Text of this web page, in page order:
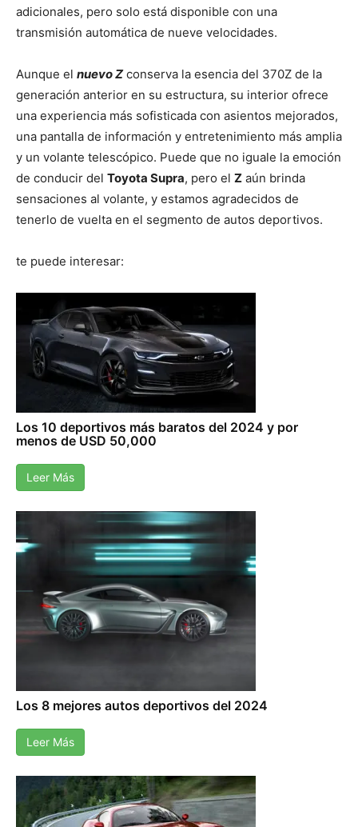
adicionales, pero solo está disponible con una
transmisión automática de nueve velocidades.
Aunque el nuevo Zconserva la esencia del 370Z de la
generación anterior en su estructura, su interior ofrece
una experiencia más sofisticada con asientos mejorados,
una pantalla de información y entretenimiento más amplia
y un volante telescópico. Puede que no iguale la emoción
de conducir del Toyota Supra, pero el Z aún brinda
sensaciones al volante, y estamos agradecidos de
tenerlo de vuelta en el segmento de autos deportivos.
te puede interesar:
Los 10 deportivos más baratos del 2024 y por
menos de USD 50,000
Leer Más
Los 8 mejores autos deportivos del 2024
Leer Más